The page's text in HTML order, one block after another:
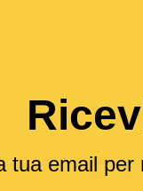
tua email per